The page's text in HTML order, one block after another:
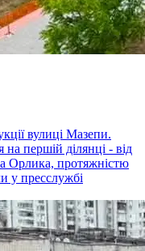
вулиці Мазепи.
на першій ділянці - від
Орлика, протяжністю
у пресслужбі